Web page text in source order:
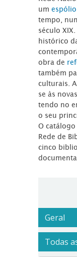
um
tempo,
século
histórico
obra de
também
culturais.
se às
tendo no
o seu
O
Rede de
cinco